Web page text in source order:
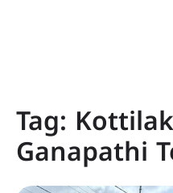
Tag:
Ganapathi